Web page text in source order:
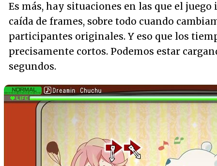
Es más, hay situaciones en las que el
caída de frames, sobre todo cuando
participantes originales. Y eso que los
precisamente cortos. Podemos estar
segundos.